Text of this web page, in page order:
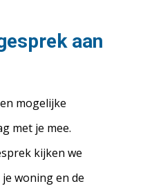
aan
mogelijke
met je mee.
kijken we
woning en de